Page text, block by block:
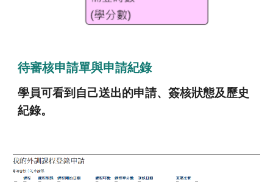
待審核申請單與申請紀錄
學員可看到自己送出的申請、簽核狀態及歷史
紀錄。